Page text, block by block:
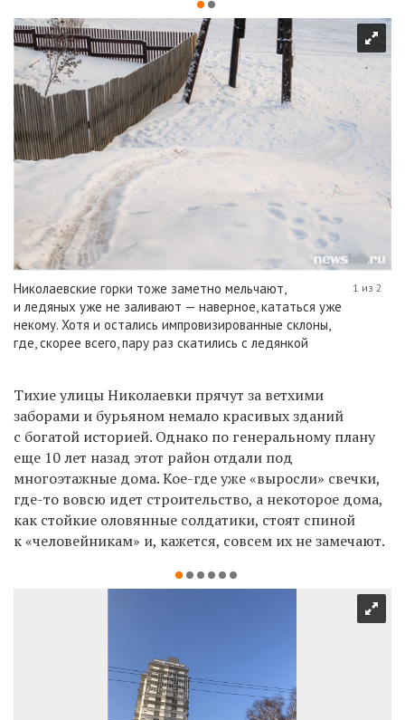
Николаевские горки тоже заметно мельчают,
и ледяных уже не заливают — наверное, кататься уже
некому. Хотя и остались импровизированные склоны,
где, скорее всего, пару раз скатились с ледянкой
1 из 2
Тихие улицы Николаевки прячут за ветхими
заборами и бурьяном немало красивых зданий
с богатой историей. Однако по генеральному плану
еще 10 лет назад этот район отдали под
многоэтажные дома. Кое-где уже «выросли» свечки,
где-то вовсю идет строительство, а некоторое дома,
как стойкие оловянные солдатики, стоят спиной
к «человейникам» и, кажется, совсем их не замечают.